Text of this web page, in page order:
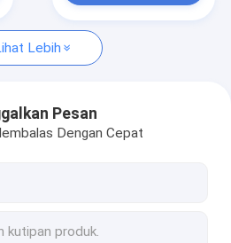
Lebih
Pesan
Dengan Cepat